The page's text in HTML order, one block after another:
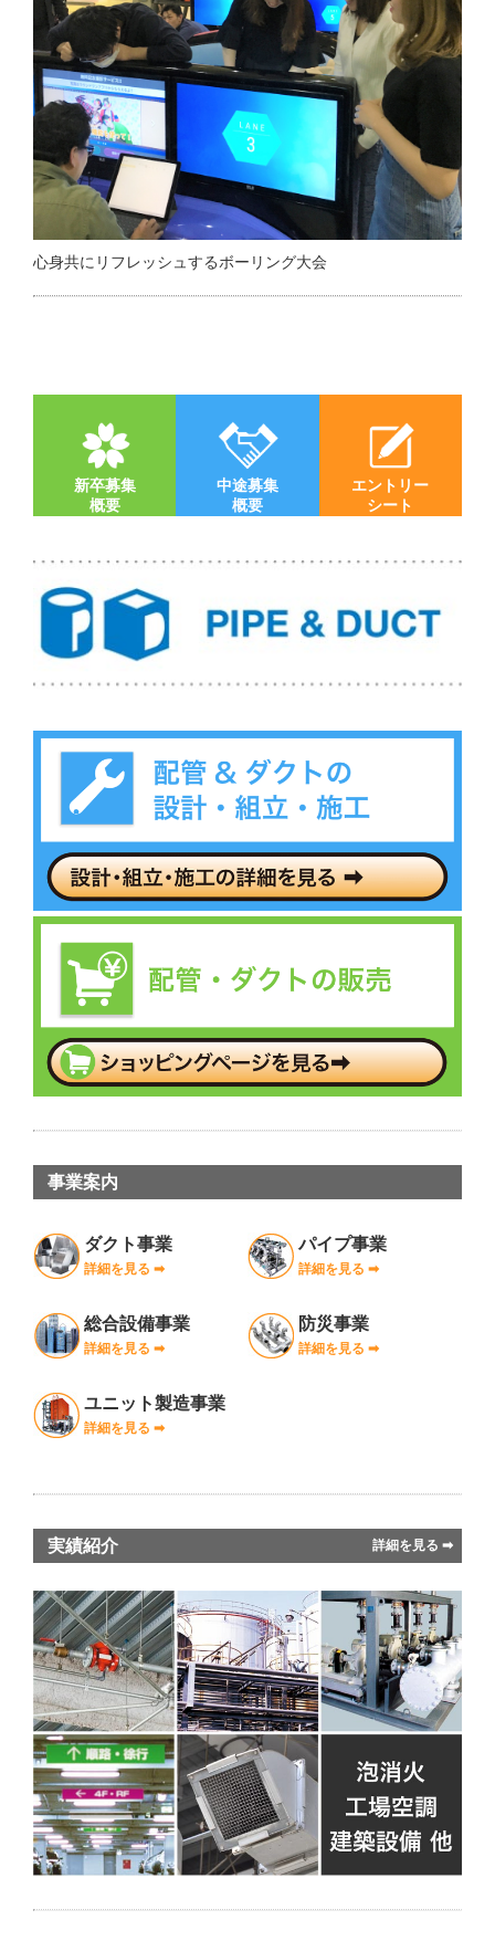
心身共にリフレッシュするボーリング大会
新卒募集
概要
中途募集
概要
エントリー
シート
事業案内
ダクト事業
詳細を見る ➡︎
パイプ事業
詳細を見る ➡︎
総合設備事業
詳細を見る ➡︎
防災事業
詳細を見る ➡︎
ユニット製造事業
詳細を見る ➡︎
実績紹介 詳細を見る ➡︎